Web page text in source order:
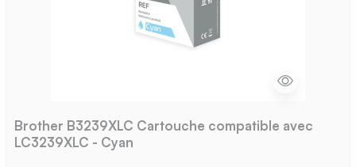
Brother B3239XLC Cartouche compatible avec
LC3239XLC - Cyan